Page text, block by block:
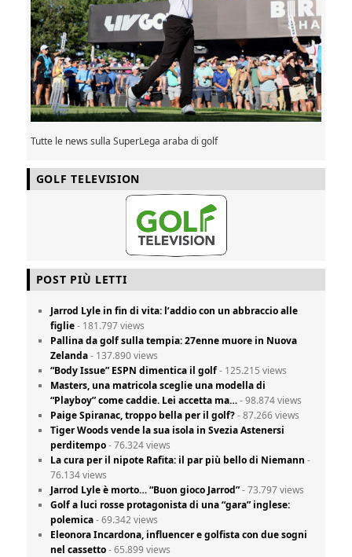
Tutte le news sulla SuperLega araba di golf
GOLF TELEVISION
POST PIÙ LETTI
Jarrod Lyle in fin di vita: l’addio con un abbraccio alle
figlie- 181.797 views
Pallina da golf sulla tempia: 27enne muore in Nuova
Zelanda- 137.890 views
“Body Issue” ESPN dimentica il golf- 125.215 views
Masters, una matricola sceglie una modella di
“Playboy” come caddie. Lei accetta ma…- 98.874 views
Paige Spiranac, troppo bella per il golf?- 87.266 views
Tiger Woods vende la sua isola in Svezia Astenersi
perditempo- 76.324 views
La cura per il nipote Rafita: il par più bello di Niemann -
76.134 views
Jarrod Lyle è morto… “Buon gioco Jarrod”- 73.797 views
Golf a luci rosse protagonista di una “gara” inglese:
polemica- 69.342 views
Eleonora Incardona, influencer e golfista con due sogni
nel cassetto- 65.899 views